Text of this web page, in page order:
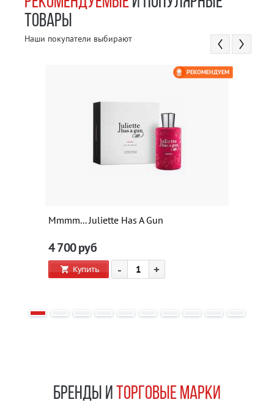
ТОВАРЫ
Наши покупатели выбирают
Mmmm... Juliette Has A Gun
4 700руб
Купить - +
РЕКОМЕНДУЕМ
БРЕНДЫ И ТОРГОВЫЕ МАРКИ